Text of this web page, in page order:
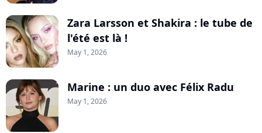
Zara Larsson et Shakira : le tube de
l'été est là !
May 1, 2026
Marine : un duo avec Félix Radu
May 1, 2026